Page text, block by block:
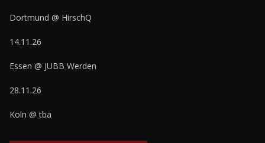
Dortmund @ HirschQ
14.11.26
Essen @ JUBB Werden
28.11.26
Köln @ tba